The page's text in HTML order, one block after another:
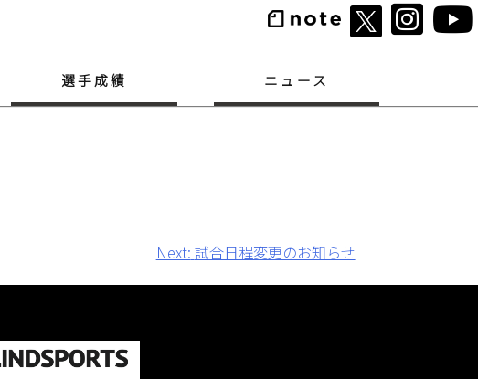
選手成績 ニュース
Next: 試合日程変更のお知らせ